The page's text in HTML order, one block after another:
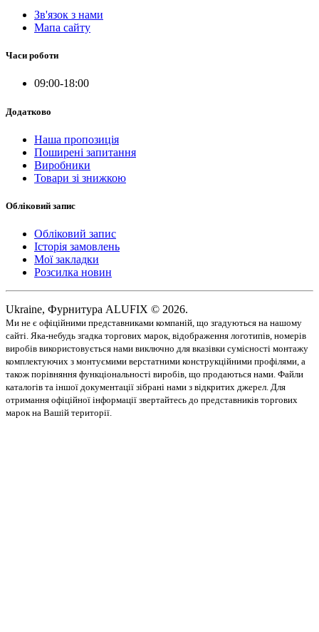
Зв'язок з нами
Мапа сайту
Часи роботи
09:00-18:00
Додатково
Наша пропозиція
Поширені запитання
Виробники
Товари зі знижкою
Обліковий запис
Обліковий запис
Історія замовлень
Мої закладки
Розсилка новин
Ukraine, Фурнитура ALUFIX © 2026.
Ми не є офіційними представниками компаній, що згадуються на нашому
сайті. Яка-небудь згадка торгових марок, відображення логотипів, номерів
виробів використовується нами виключно для вказівки сумісності монтажу
комплектуючих з монтуємими верстатними конструкційними профілями, а
також порівняння функціональності виробів, що продаються нами. Файли
каталогів та іншої документації зібрані нами з відкритих джерел. Для
отримання офіційної інформації звертайтесь до представників торгових
марок на Вашій території.